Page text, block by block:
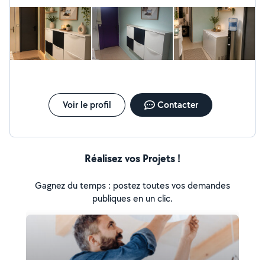
Voir le profil Contacter
Réalisez vos Projets !
Gagnez du temps : postez toutes vos demandes
publiques en un clic.